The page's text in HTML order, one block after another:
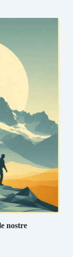
nostre